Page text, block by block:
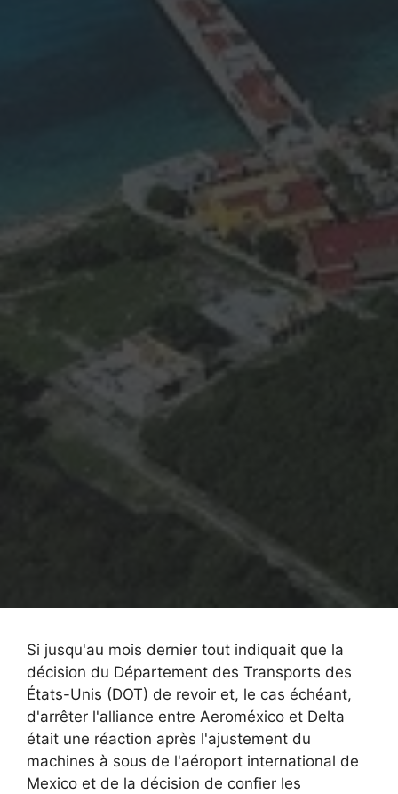
Si jusqu'au mois dernier tout indiquait que la
décision du Département des Transports des
États-Unis (DOT) de revoir et, le cas échéant,
d'arrêter l'alliance entre Aeroméxico et Delta
était une réaction après l'ajustement du
machines à sous de l'aéroport international de
Mexico et de la décision de confier les